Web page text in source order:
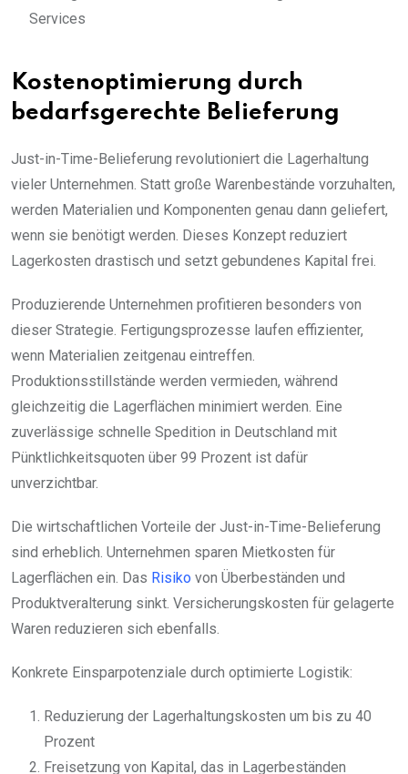
Services
Kostenoptimierung durch
bedarfsgerechte Belieferung
Just-in-Time-Belieferung revolutioniert die Lagerhaltung
vieler Unternehmen. Statt große Warenbestände vorzuhalten,
werden Materialien und Komponenten genau dann geliefert,
wenn sie benötigt werden. Dieses Konzept reduziert
Lagerkosten drastisch und setzt gebundenes Kapital frei.
Produzierende Unternehmen profitieren besonders von
dieser Strategie. Fertigungsprozesse laufen effizienter,
wenn Materialien zeitgenau eintreffen.
Produktionsstillstände werden vermieden, während
gleichzeitig die Lagerflächen minimiert werden. Eine
zuverlässige schnelle Spedition in Deutschland mit
Pünktlichkeitsquoten über 99 Prozent ist dafür
unverzichtbar.
Die wirtschaftlichen Vorteile der Just-in-Time-Belieferung
sind erheblich. Unternehmen sparen Mietkosten für
Lagerflächen ein. Das Risiko von Überbeständen und
Produktveralterung sinkt. Versicherungskosten für gelagerte
Waren reduzieren sich ebenfalls.
Konkrete Einsparpotenziale durch optimierte Logistik:
Reduzierung der Lagerhaltungskosten um bis zu 40
Prozent
Freisetzung von Kapital, das in Lagerbeständen